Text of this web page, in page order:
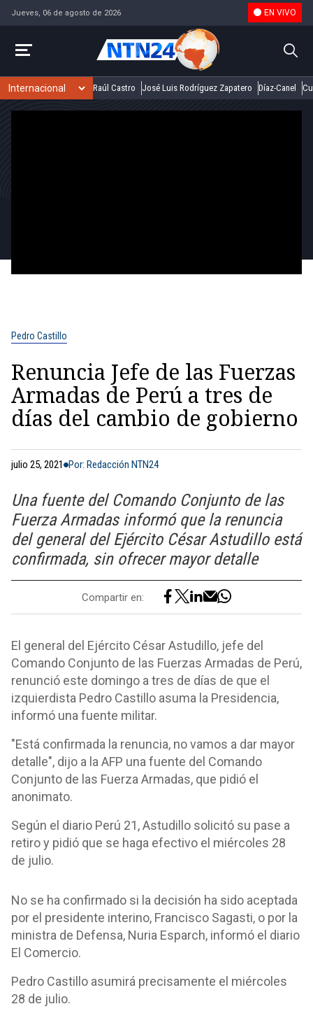
Jueves, 06 de agosto de 2026 EN VIVO
Raúl Castro José Luis Rodríguez Zapatero Díaz-Canel
Pedro Castillo
Renuncia Jefe de las Fuerzas
Armadas de Perú a tres de
días del cambio de gobierno
julio 25, 2021 Por: Redacción NTN24
Una fuente del Comando Conjunto de las
Fuerza Armadas informó que la renuncia
del general del Ejército César Astudillo está
confirmada, sin ofrecer mayor detalle
Compartir en:
El general del Ejército César Astudillo, jefe del
Comando Conjunto de las Fuerzas Armadas de Perú,
renunció este domingo a tres de días de que el
izquierdista Pedro Castillo asuma la Presidencia,
informó una fuente militar.
"Está confirmada la renuncia, no vamos a dar mayor
detalle", dijo a la AFP una fuente del Comando
Conjunto de las Fuerza Armadas, que pidió el
anonimato.
Según el diario Perú 21, Astudillo solicitó su pase a
retiro y pidió que se haga efectivo el miércoles 28
de julio.
No se ha confirmado si la decisión ha sido aceptada
por el presidente interino, Francisco Sagasti, o por la
ministra de Defensa, Nuria Esparch, informó el diario
El Comercio.
Pedro Castillo asumirá precisamente el miércoles
28 de julio.